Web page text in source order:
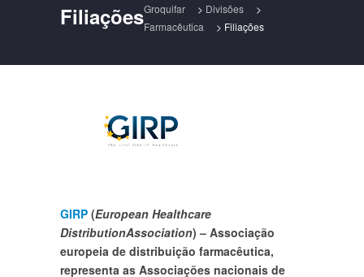
FiliaçõesGroquifar > Divisões
>
Farmacêutica
> Filiações
GIRP (European Healthcare
DistributionAssociation) – Associação
europeia de distribuição farmacêutica,
representa as Associações nacionais de